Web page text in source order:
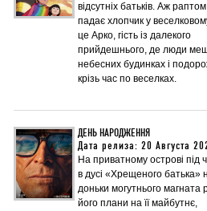
відсутніх батьків. Аж
падає хлопчик у
це Арко, гість із далекого
прийдешнього, де люди
небесних будинках і
крізь час по веселках.
ДЕНЬ НАРОДЖЕННЯ
Дата релиза: 20 Августа
На приватному острові під
в дусі «Хрещеного батька»
доньки могутнього магната
його плани на її майбутнє,